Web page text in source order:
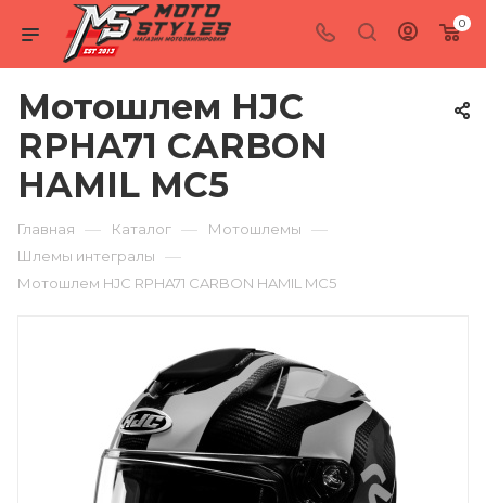
0
Мотошлем HJC
RPHA71 CARBON
HAMIL MC5
Главная — Каталог — Мотошлемы —
Шлемы интегралы —
Мотошлем HJC RPHA71 CARBON HAMIL MC5